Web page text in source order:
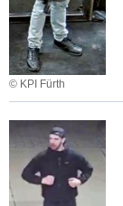
c
h
o
c
r
n
d
e
t
i
n
t
o
h
l
e
z
w
e
i
M
a
i
n
© KPI Fürth
a
u